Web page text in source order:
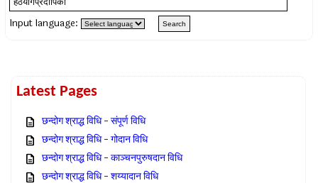
Input language:
Latest Pages
छन्दोग श्राद्ध विधि – संपूर्ण विधि
छन्दोग श्राद्ध विधि – गोदान विधि
छन्दोग श्राद्ध विधि – काञ्चनपुरुषदान विधि
छन्दोग श्राद्ध विधि – शय्यादान विधि